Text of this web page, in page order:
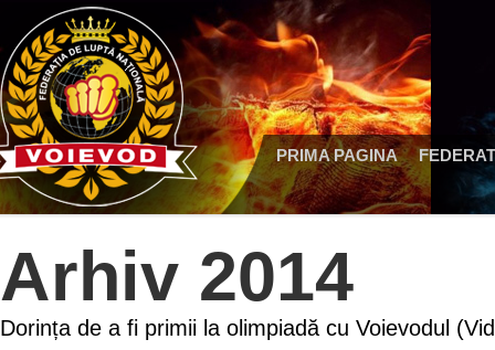
PRIMA PAGINA
Arhiv 2014
Dorința de a fi primii la olimpiadă cu Voievodul